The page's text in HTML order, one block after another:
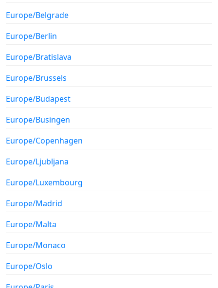
Europe/Belgrade
Europe/Berlin
Europe/Bratislava
Europe/Brussels
Europe/Budapest
Europe/Busingen
Europe/Copenhagen
Europe/Ljubljana
Europe/Luxembourg
Europe/Madrid
Europe/Malta
Europe/Monaco
Europe/Oslo